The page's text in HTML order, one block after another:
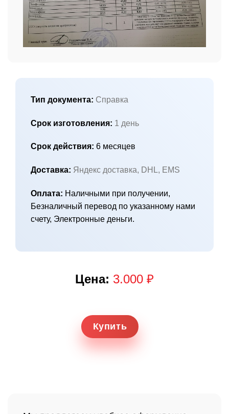
Тип документа: Справка
Срок изготовления: 1 день
Срок действия: 6 месяцев
Доставка: Яндекс доставка, DHL, EMS
Оплата: Наличными при получении,
Безналичный перевод по указанному нами
счету, Электронные деньги.
Цена: 3.000 ₽
Купить